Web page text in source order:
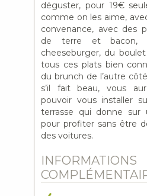
déguster, pour 19€
comme on les aime,
convenance, avec des
de terre et bacon,
cheeseburger, du
tous ces plats bien
du brunch de l’autre
s’il fait beau, vous
pouvoir vous installer
terrasse qui donne sur
pour profiter sans être
des voitures.
INFORMATIONS